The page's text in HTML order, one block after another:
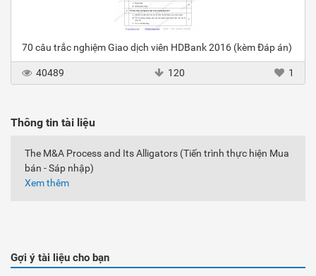
70 câu trắc nghiệm Giao dịch viên HDBank 2016 (kèm Đáp án)
40489 120 1
Thông tin tài liệu
The M&A Process and Its Alligators (Tiến trình thực hiện Mua
bán - Sáp nhập)
Xem thêm
Gợi ý tài liệu cho bạn